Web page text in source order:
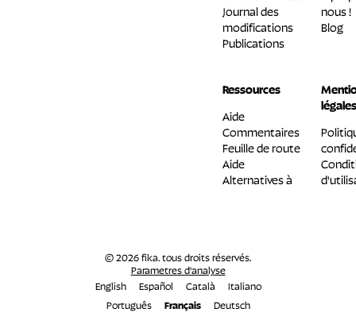
Journal des
modifications
Publications
nous !
Blog
Ressources
Aide
Commentaires
Feuille de route
Aide
Alternatives à
légales
© 2026 fika. tous droits réservés.
Parametres d'analyse
English
Español Català
Italiano
Português
Français Deutsch